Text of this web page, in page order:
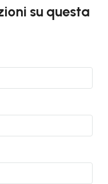
su questa